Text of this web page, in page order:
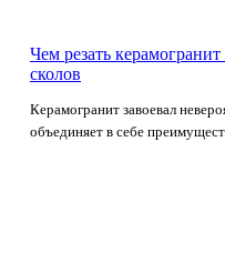
Чем резать
сколов
Керамогранит завоевал
объединяет в себе